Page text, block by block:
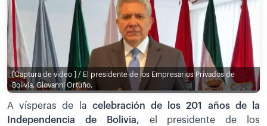
[Captura de video ] / El presidente de los Empresarios Privados de
Bolivia, Giovanni Ortuño,
A vísperas de la celebración de los 201 años de la
Independencia de Bolivia, el presidente de los